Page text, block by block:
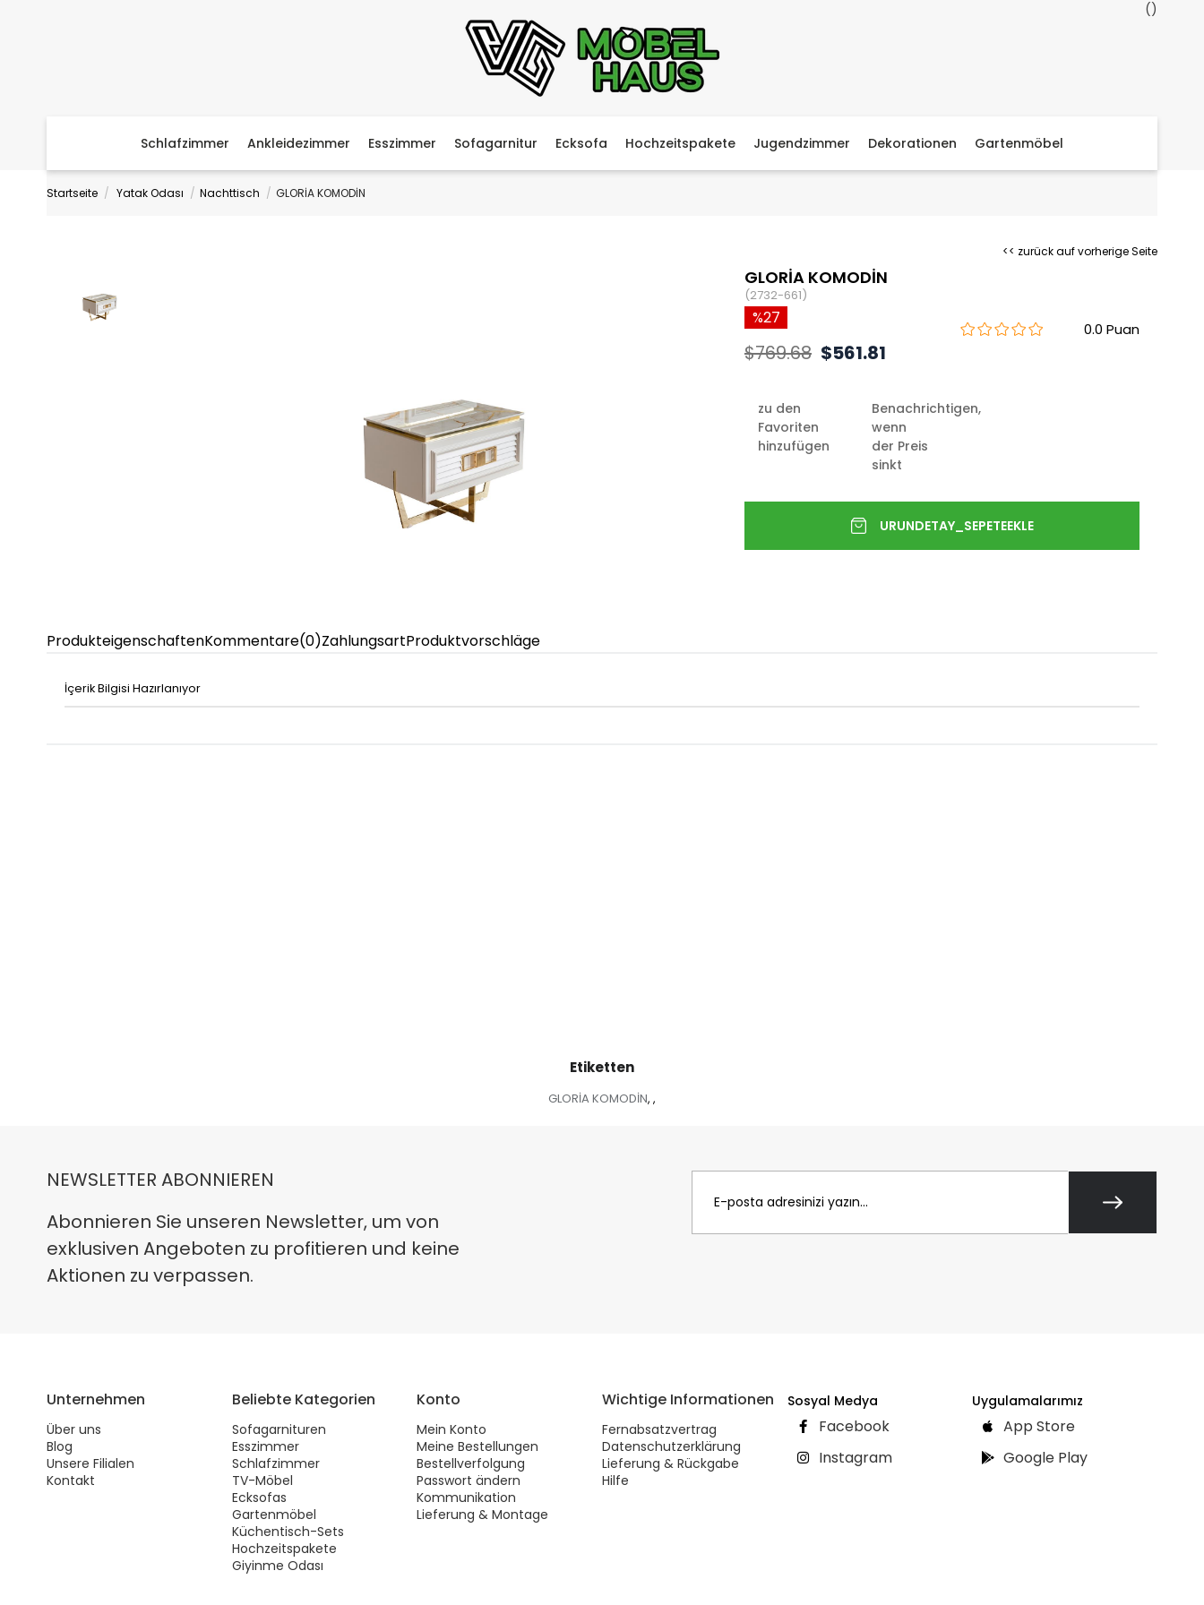
Schlafzimmer Ankleidezimmer Esszimmer Sofagarnitur Ecksofa Hochzeitspakete Jugendzimmer Dekorationen Gartenmöbel
Startseite Yatak Odası Nachttisch GLORİA KOMODİN
<< zurück auf vorherige Seite
GLORİA KOMODİN
(2732-661)
0.0
27
$769.68 $561.81
zu den
Favoriten
hinzufügen
Benachrichtigen,
wenn
der Preis
sinkt
ProdukteigenschaftenKommentare(0)ZahlungsartProduktvorschläge
İçerik Bilgisi Hazırlanıyor
Etiketten
GLORİA KOMODİN, ,
NEWSLETTER ABONNIEREN
Abonnieren Sie unseren Newsletter, um von
exklusiven Angeboten zu profitieren und keine
Aktionen zu verpassen.
Unternehmen
Über uns
Blog
Unsere Filialen
Kontakt
Beliebte Kategorien
Sofagarnituren
Esszimmer
Schlafzimmer
TV-Möbel
Ecksofas
Gartenmöbel
Küchentisch-Sets
Hochzeitspakete
Giyinme Odası
Konto
Mein Konto
Meine Bestellungen
Bestellverfolgung
Passwort ändern
Kommunikation
Lieferung & Montage
Wichtige Informationen
Fernabsatzvertrag
Datenschutzerklärung
Lieferung & Rückgabe
Hilfe
Sosyal Medya
Facebook
Instagram
Uygulamalarımız
App Store
Google Play